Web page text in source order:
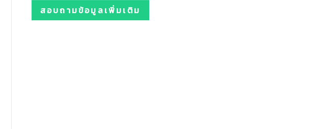
สอบถามข้อมูลเพิ่มเติม